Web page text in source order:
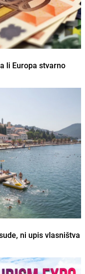
li Europa stvarno
ni upis vlasništva